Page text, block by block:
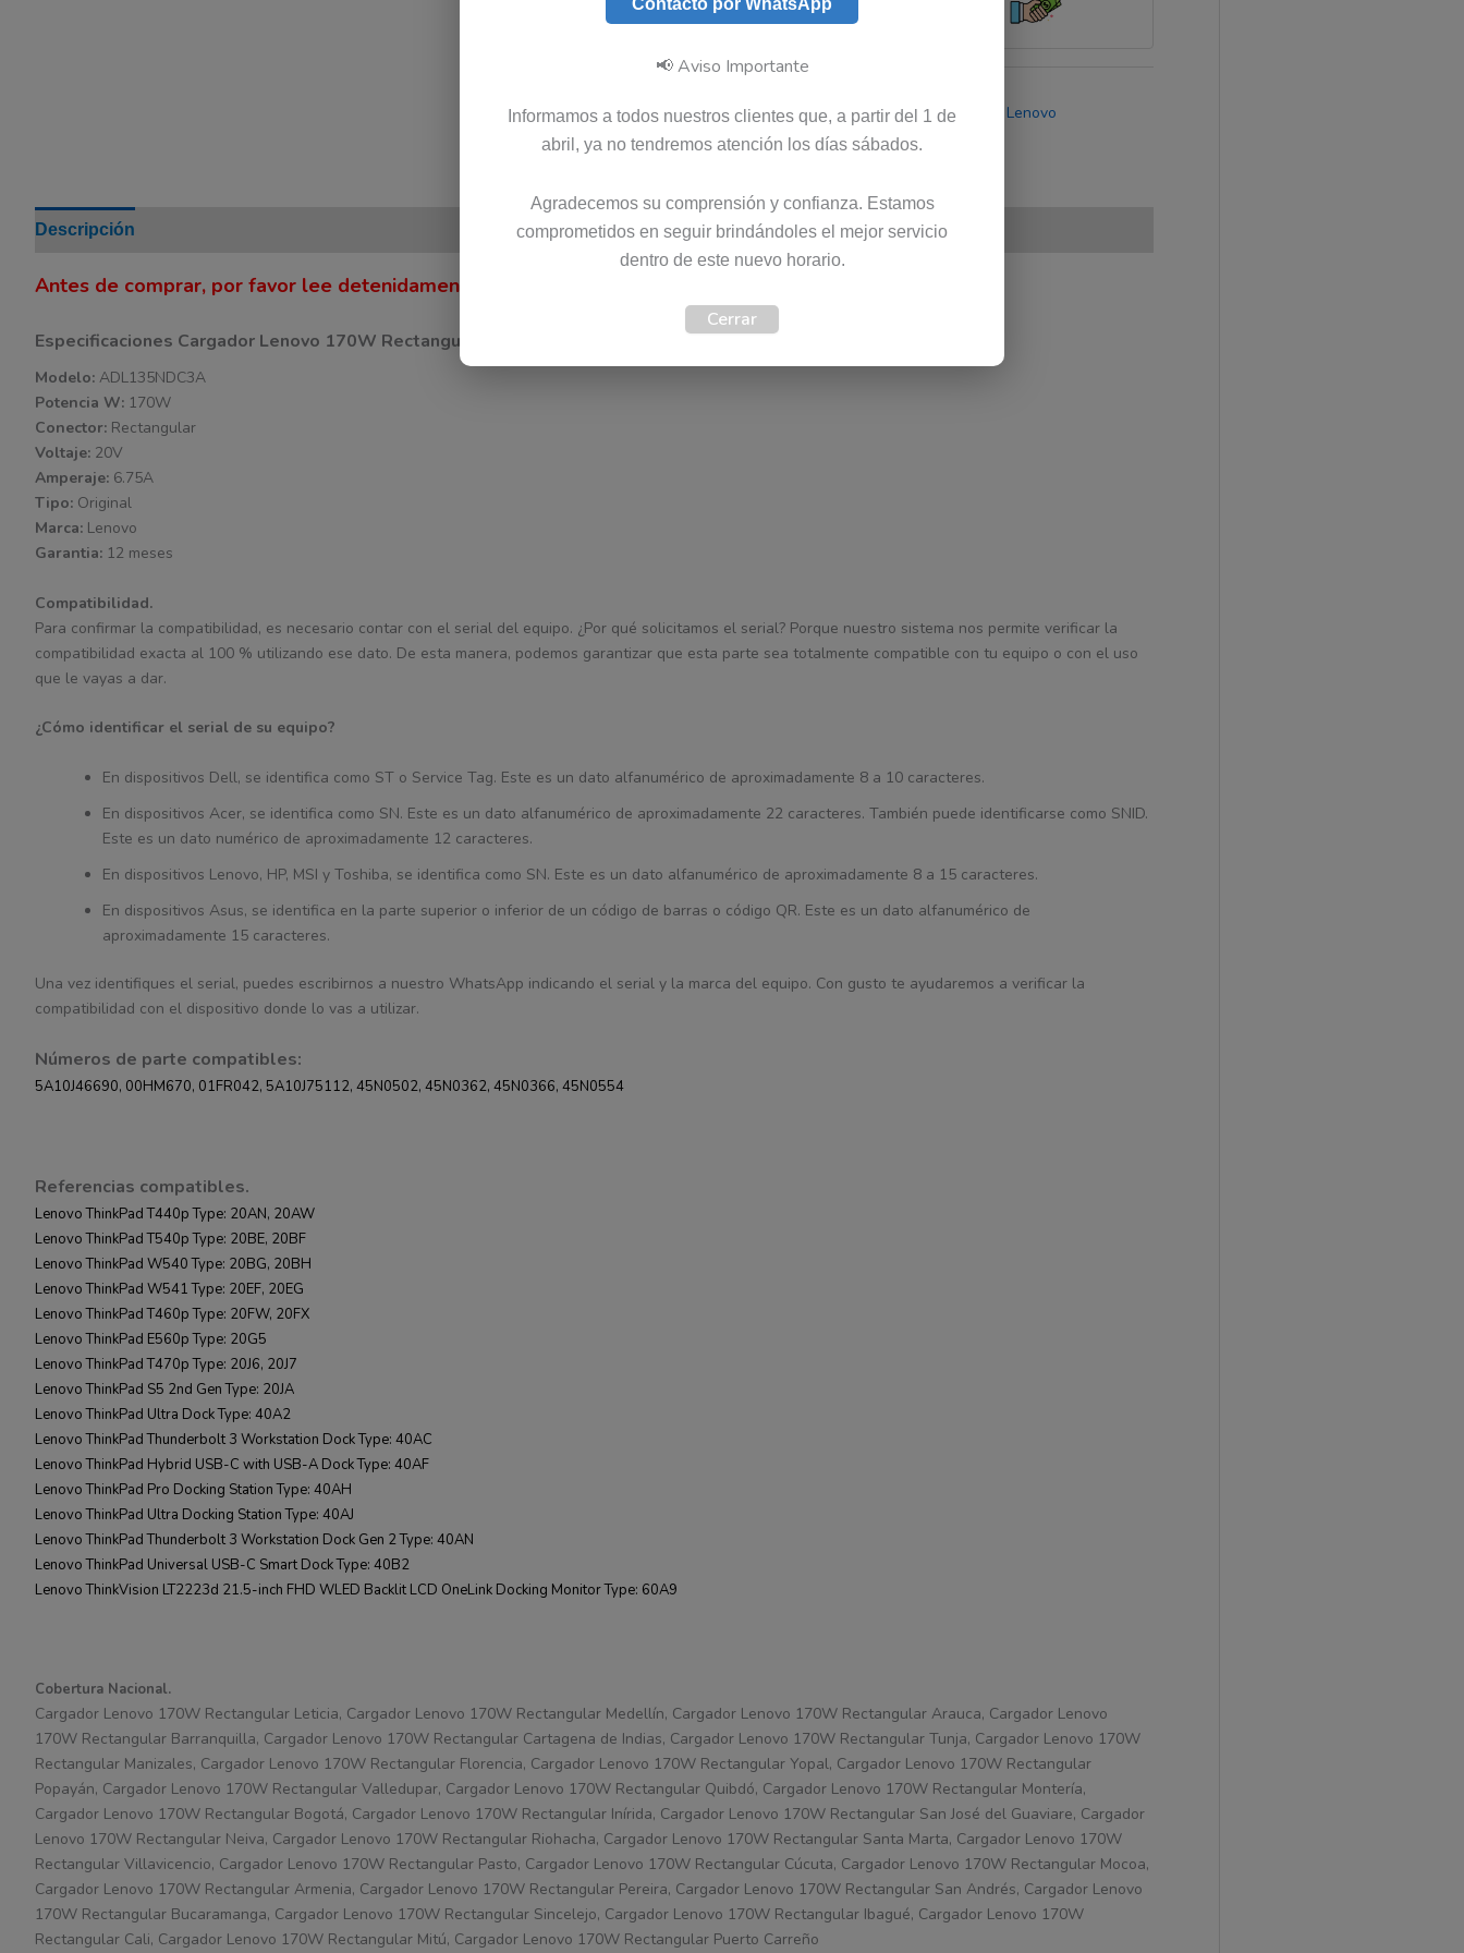
Etiquetas:Envio Gratis,Garantia 12 meses,Original Lenovo
Descripción
Antes de comprar, por favor lee detenidamente la siguiente información.
Especificaciones Cargador Lenovo 170W Rectangular.
Modelo: ADL135NDC3A
Potencia W: 170W
Conector: Rectangular
Voltaje: 20V
Amperaje: 6.75A
Tipo: Original
Marca: Lenovo
Garantia: 12 meses
Compatibilidad.
Para confirmar la compatibilidad, es necesario contar con el serial del equipo. ¿Por qué solicitamos el serial? Porque nuestro sistema nos permite verificar la
compatibilidad exacta al 100 % utilizando ese dato. De esta manera, podemos garantizar que esta parte sea totalmente compatible con tu equipo o con el uso
que le vayas a dar.
¿Cómo identificar el serial de su equipo?
En dispositivos Dell, se identifica como ST o Service Tag. Este es un dato alfanumérico de aproximadamente 8 a 10 caracteres.
En dispositivos Acer, se identifica como SN. Este es un dato alfanumérico de aproximadamente 22 caracteres. También puede identificarse como SNID.
Este es un dato numérico de aproximadamente 12 caracteres.
En dispositivos Lenovo, HP, MSI y Toshiba, se identifica como SN. Este es un dato alfanumérico de aproximadamente 8 a 15 caracteres.
En dispositivos Asus, se identifica en la parte superior o inferior de un código de barras o código QR. Este es un dato alfanumérico de
aproximadamente 15 caracteres.
Una vez identifiques el serial, puedes escribirnos a nuestro WhatsApp indicando el serial y la marca del equipo. Con gusto te ayudaremos a verificar la
compatibilidad con el dispositivo donde lo vas a utilizar.
Números de parte compatibles:
5A10J46690, 00HM670, 01FR042, 5A10J75112, 45N0502, 45N0362, 45N0366, 45N0554
Referencias compatibles.
Lenovo ThinkPad T440p Type: 20AN, 20AW
Lenovo ThinkPad T540p Type: 20BE, 20BF
Lenovo ThinkPad W540 Type: 20BG, 20BH
Lenovo ThinkPad W541 Type: 20EF, 20EG
Lenovo ThinkPad T460p Type: 20FW, 20FX
Lenovo ThinkPad E560p Type: 20G5
Lenovo ThinkPad T470p Type: 20J6, 20J7
Lenovo ThinkPad S5 2nd Gen Type: 20JA
Lenovo ThinkPad Ultra Dock Type: 40A2
Lenovo ThinkPad Thunderbolt 3 Workstation Dock Type: 40AC
Lenovo ThinkPad Hybrid USB-C with USB-A Dock Type: 40AF
Lenovo ThinkPad Pro Docking Station Type: 40AH
Lenovo ThinkPad Ultra Docking Station Type: 40AJ
Lenovo ThinkPad Thunderbolt 3 Workstation Dock Gen 2 Type: 40AN
Lenovo ThinkPad Universal USB-C Smart Dock Type: 40B2
Lenovo ThinkVision LT2223d 21.5-inch FHD WLED Backlit LCD OneLink Docking Monitor Type: 60A9
Cobertura Nacional.
Cargador Lenovo 170W Rectangular Leticia, Cargador Lenovo 170W Rectangular Medellín, Cargador Lenovo 170W Rectangular Arauca, Cargador Lenovo
170W Rectangular Barranquilla, Cargador Lenovo 170W Rectangular Cartagena de Indias, Cargador Lenovo 170W Rectangular Tunja, Cargador Lenovo 170W
Rectangular Manizales, Cargador Lenovo 170W Rectangular Florencia, Cargador Lenovo 170W Rectangular Yopal, Cargador Lenovo 170W Rectangular
Popayán, Cargador Lenovo 170W Rectangular Valledupar, Cargador Lenovo 170W Rectangular Quibdó, Cargador Lenovo 170W Rectangular Montería,
Cargador Lenovo 170W Rectangular Bogotá, Cargador Lenovo 170W Rectangular Inírida, Cargador Lenovo 170W Rectangular San José del Guaviare, Cargador
Lenovo 170W Rectangular Neiva, Cargador Lenovo 170W Rectangular Riohacha, Cargador Lenovo 170W Rectangular Santa Marta, Cargador Lenovo 170W
Rectangular Villavicencio, Cargador Lenovo 170W Rectangular Pasto, Cargador Lenovo 170W Rectangular Cúcuta, Cargador Lenovo 170W Rectangular Mocoa,
Cargador Lenovo 170W Rectangular Armenia, Cargador Lenovo 170W Rectangular Pereira, Cargador Lenovo 170W Rectangular San Andrés, Cargador Lenovo
170W Rectangular Bucaramanga, Cargador Lenovo 170W Rectangular Sincelejo, Cargador Lenovo 170W Rectangular Ibagué, Cargador Lenovo 170W
Rectangular Cali, Cargador Lenovo 170W Rectangular Mitú, Cargador Lenovo 170W Rectangular Puerto Carreño
Contacto por WhatsApp
📢 Aviso Importante
Informamos a todos nuestros clientes que, a partir del 1 de
abril, ya no tendremos atención los días sábados.
Agradecemos su comprensión y confianza. Estamos
comprometidos en seguir brindándoles el mejor servicio
dentro de este nuevo horario.
Cerrar